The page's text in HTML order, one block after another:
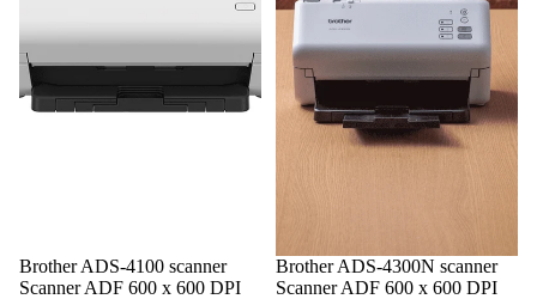
Brother ADS-4100 scanner
Scanner ADF 600 x 600 DPI
Brother ADS-4300N scanner
Scanner ADF 600 x 600 DPI